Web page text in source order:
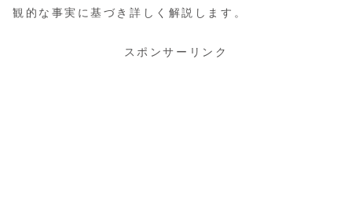
観的な事実に基づき詳しく解説します。
スポンサーリンク